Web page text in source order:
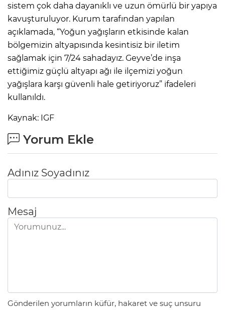
sistem çok daha dayanıklı ve uzun ömürlü bir yapıya
kavuşturuluyor. Kurum tarafından yapılan
açıklamada, “Yoğun yağışların etkisinde kalan
bölgemizin altyapısında kesintisiz bir iletim
sağlamak için 7/24 sahadayız. Geyve’de inşa
ettiğimiz güçlü altyapı ağı ile ilçemizi yoğun
yağışlara karşı güvenli hale getiriyoruz” ifadeleri
kullanıldı.
Kaynak: IGF
Yorum Ekle
Adınız Soyadınız
Mesaj
Gönderilen yorumların küfür, hakaret ve suç unsuru